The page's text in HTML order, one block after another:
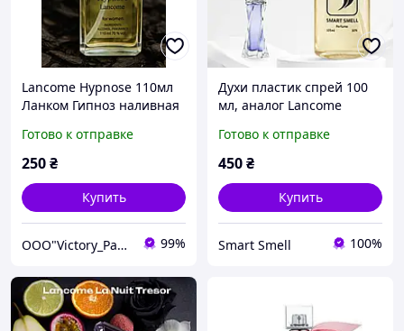
Lancome Hypnose 110мл
Ланком Гипноз наливная
, французские духи
Готово к отправке
250₴
Купить
OOO"Victory_Parfumerie" 99%
Духи пластик спрей 100
мл, аналог Lancome
Готово к отправке
450₴
Купить
Smart Smell 100%